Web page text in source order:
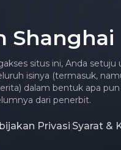
Shanghai
situs ini, Anda
isinya (termasuk,
dalam bentuk apa
dari penerbit.
Privasi|Syarat &